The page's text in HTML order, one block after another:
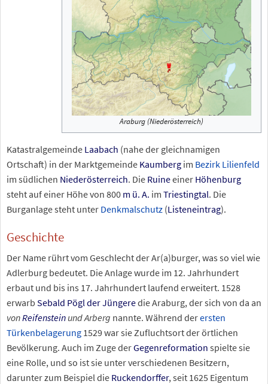
Araburg (Niederösterreich)
Katastralgemeinde Laabach (nahe der gleichnamigen
Ortschaft) in der Marktgemeinde Kaumberg im Bezirk Lilienfeld
im südlichen Niederösterreich. Die Ruineeiner Höhenburg
steht auf einer Höhe von 800 m ü. A. im Triestingtal. Die
Burganlage steht unter Denkmalschutz (Listeneintrag).
Geschichte
Der Name rührt vom Geschlecht der Ar(a)burger, was so viel wie
Adlerburg bedeutet. Die Anlage wurde im 12. Jahrhundert
erbaut und bis ins 17. Jahrhundert laufend erweitert. 1528
erwarb Sebald Pögl der Jüngeredie Araburg, der sich von da an
vonReifenstein und Arberg nannte. Während derersten
Türkenbelagerung 1529 war sie Zufluchtsort der örtlichen
Bevölkerung. Auch im Zuge derGegenreformation spielte sie
eine Rolle, und so ist sie unter verschiedenen Besitzern,
darunter zum Beispiel die Ruckendorffer, seit 1625 Eigentum